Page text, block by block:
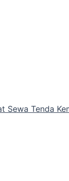
Sewa Tenda